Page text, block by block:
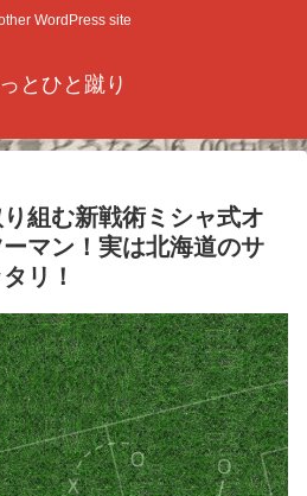
WordPress site
とひと蹴り
り組む新戦術ミシャ式オ
マン！実は北海道のサ
リ！